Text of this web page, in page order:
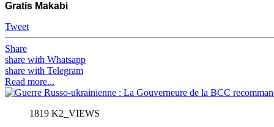
Gratis Makabi
Tweet
Share
share with Whatsapp
share with Telegram
Read more...
1819 K2_VIEWS